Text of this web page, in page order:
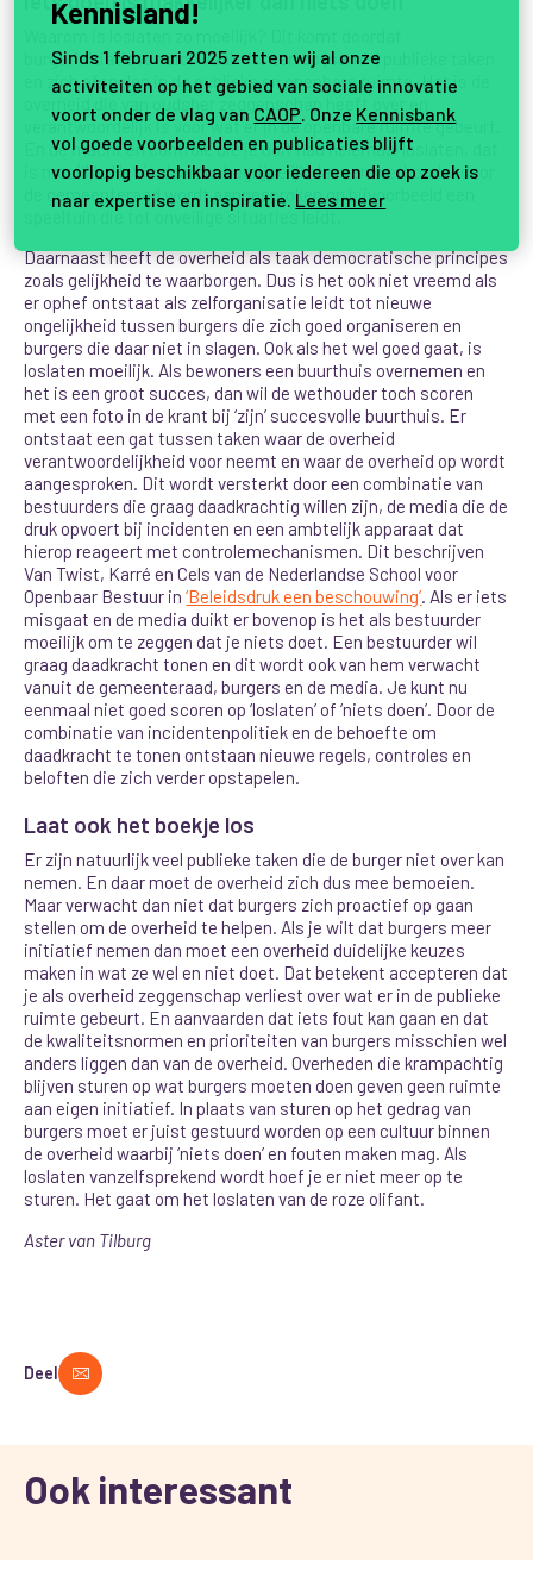
burgerinitiatieven zich vaak richten op (semi-) publieke taken
en zich afspelen in de publieke en openbare ruimte. Het is de
overheid die van oudsher zeggenschap heeft over en
verantwoordelijk is voor wat er in de openbare ruimte gebeurt.
En de macht en controle die je ooit had helemaal loslaten, dat
is moeilijk. Het is daarom begrijpelijk dat een wethouder door
de gemeenteraad wordt aangesproken op bijvoorbeeld een
speeltuin die tot onveilige situaties leidt.
Daarnaast heeft de overheid als taak democratische principes
zoals gelijkheid te waarborgen. Dus is het ook niet vreemd als
er ophef ontstaat als zelforganisatie leidt tot nieuwe
ongelijkheid tussen burgers die zich goed organiseren en
burgers die daar niet in slagen. Ook als het wel goed gaat, is
loslaten moeilijk. Als bewoners een buurthuis overnemen en
het is een groot succes, dan wil de wethouder toch scoren
met een foto in de krant bij ‘zijn’ succesvolle buurthuis. Er
ontstaat een gat tussen taken waar de overheid
verantwoordelijkheid voor neemt en waar de overheid op wordt
aangesproken. Dit wordt versterkt door een combinatie van
bestuurders die graag daadkrachtig willen zijn, de media die de
druk opvoert bij incidenten en een ambtelijk apparaat dat
hierop reageert met controlemechanismen. Dit beschrijven
Van Twist, Karré en Cels van de Nederlandse School voor
Openbaar Bestuur in‘Beleidsdruk een beschouwing’. Als er iets
misgaat en de media duikt er bovenop is het als bestuurder
moeilijk om te zeggen dat je niets doet. Een bestuurder wil
graag daadkracht tonen en dit wordt ook van hem verwacht
vanuit de gemeenteraad, burgers en de media. Je kunt nu
eenmaal niet goed scoren op ‘loslaten’ of ‘niets doen’. Door de
combinatie van incidentenpolitiek en de behoefte om
daadkracht te tonen ontstaan nieuwe regels, controles en
beloften die zich verder opstapelen.
Laat ook het boekje los
Er zijn natuurlijk veel publieke taken die de burger niet over kan
nemen. En daar moet de overheid zich dus mee bemoeien.
Maar verwacht dan niet dat burgers zich proactief op gaan
stellen om de overheid te helpen. Als je wilt dat burgers meer
initiatief nemen dan moet een overheid duidelijke keuzes
maken in wat ze wel en niet doet. Dat betekent accepteren dat
je als overheid zeggenschap verliest over wat er in de publieke
ruimte gebeurt. En aanvaarden dat iets fout kan gaan en dat
de kwaliteitsnormen en prioriteiten van burgers misschien wel
anders liggen dan van de overheid. Overheden die krampachtig
blijven sturen op wat burgers moeten doen geven geen ruimte
aan eigen initiatief. In plaats van sturen op het gedrag van
burgers moet er juist gestuurd worden op een cultuur binnen
de overheid waarbij ‘niets doen’ en fouten maken mag. Als
loslaten vanzelfsprekend wordt hoef je er niet meer op te
sturen. Het gaat om het loslaten van de roze olifant.
Aster van Tilburg
Deel
Ook interessant
Kennisland!
Sinds 1 februari 2025 zetten wij al onze
activiteiten op het gebied van sociale innovatie
voort onder de vlag van CAOP. Onze Kennisbank
vol goede voorbeelden en publicaties blijft
voorlopig beschikbaar voor iedereen die op zoek is
naar expertise en inspiratie. Lees meer